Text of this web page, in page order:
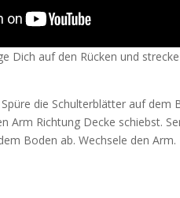
Dich auf den Rücken und
Spüre die Schulterblätter auf dem
Arm Richtung Decke schiebst.
Boden ab. Wechsele den Arm.